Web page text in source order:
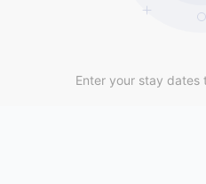
Enter your stay dates